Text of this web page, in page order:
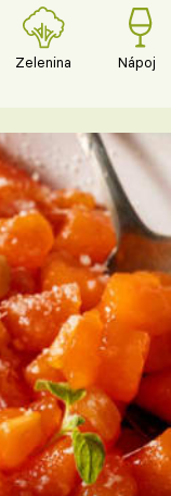
Zelenina Nápoje